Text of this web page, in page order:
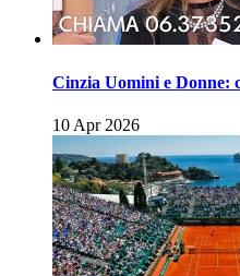
Cinzia Uomini e Donne:
10 Apr 2026